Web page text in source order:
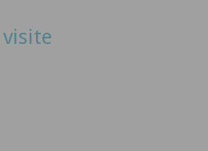
visite